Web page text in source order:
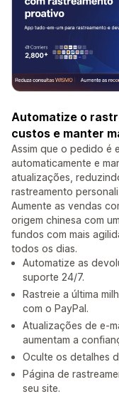
Automatize o
custos e manter
Assim que o pedido é
automaticamente e
atualizações,
rastreamento
Aumente as vendas
origem chinesa com
fundos com mais
todos os dias.
Automatize as
suporte 24/7.
Rastreie a última
com o PayPal.
Atualizações de e-
aumentam a
Oculte os detalhes
Página de
seu site.